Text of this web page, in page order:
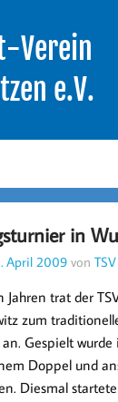
Verein
e.V.
in
April 2009 von
trat der
zum
Gespielt
Doppel und
Diesmal